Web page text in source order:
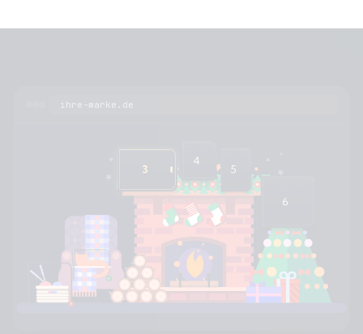
ihre-marke.de